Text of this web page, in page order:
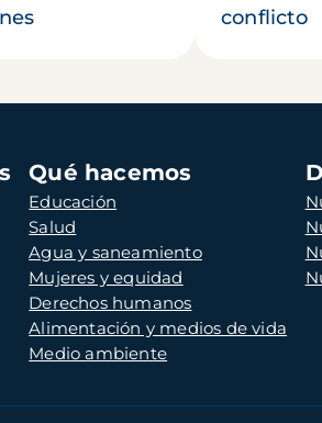
conflicto
Qué hacemos
Educación
Salud
Agua y saneamiento
Mujeres y equidad
Derechos humanos
Alimentación y medios de vida
Medio ambiente